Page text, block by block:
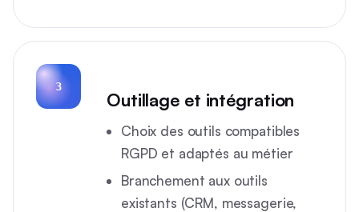
3
Outillage et intégration
Choix des outils compatibles
RGPD et adaptés au métier
Branchement aux outils
existants (CRM, messagerie,